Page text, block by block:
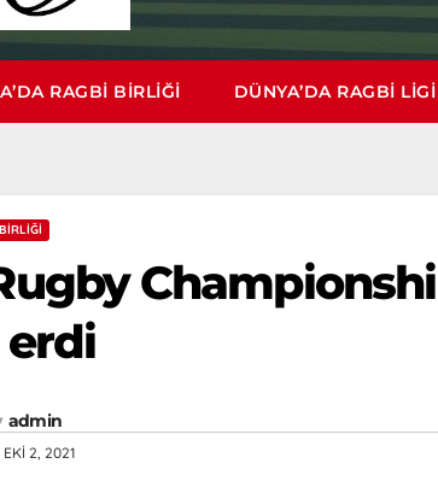
RAGBI BIRLIĞI DÜNYA’DA RAGBI LIGI
erdi
admin
EKI 2, 2021